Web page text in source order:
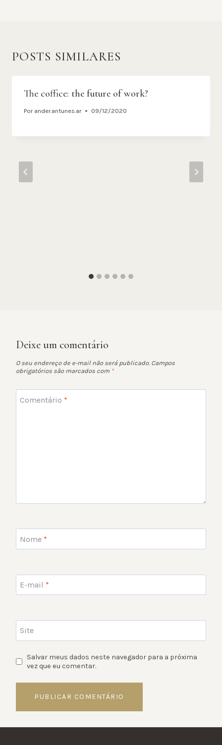
POSTS SIMILARES
The coffice: the future of work?
Por ander.antunes.ar 09/12/2020
Deixe um comentário
O seu endereço de e-mail não será publicado. Campos
obrigatórios são marcados com *
Comentário *
Nome *
E-mail *
Site
Salvar meus dados neste navegador para a próxima
vez que eu comentar.